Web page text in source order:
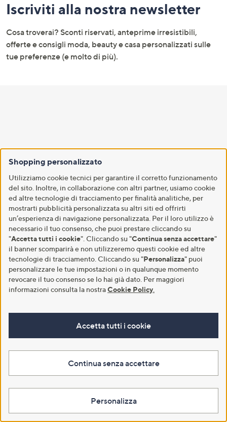
menu
e
informazioni
Iscriviti alla nostra newsletter
Cosa troverai? Sconti riservati, anteprime irresistibili,
offerte e consigli moda, beauty e casa personalizzati sulle
tue preferenze (e molto di più).
Il mio profilo​
Gestisci le tue informazioni, i tuoi ordini e tua wishlist.​
I miei dati I miei ordini
QPay
Shopping a rate a tasso zero​
QVC Blog
Entra in QVC Blog
Shopping personalizzato
Utilizziamo cookie tecnici per garantire il corretto funzionamento
del sito. Inoltre, in collaborazione con altri partner, usiamo cookie
ed altre tecnologie di tracciamento per finalità analitiche, per
mostrarti pubblicità personalizzata su altri siti ed offrirti
un’esperienza di navigazione personalizzata. Per il loro utilizzo è
necessario il tuo consenso, che puoi prestare cliccando su
"Accetta tutti i cookie". Cliccando su "Continua senza accettare"
il banner scomparirà e non utilizzeremo questi cookie ed altre
tecnologie di tracciamento. Cliccando su "Personalizza" puoi
personalizzare le tue impostazioni o in qualunque momento
revocare il tuo consenso se lo hai già dato. Per maggiori
informazioni consulta la nostraCookie Policy
Accetta tutti i cookie
Continua senza accettare
Personalizza